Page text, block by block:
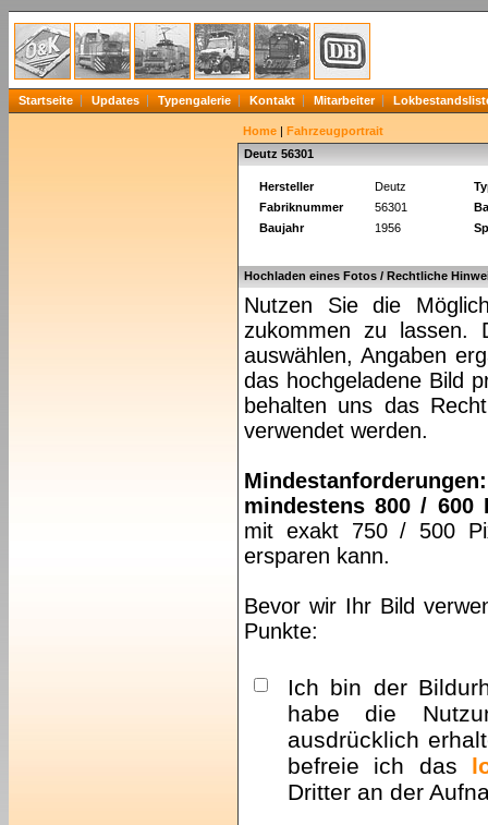
Startseite Updates Typengalerie Kontakt Mitarbeiter
Home | Fahrzeugportrait
Deutz 56301
Hersteller Deutz
Fabriknummer
56301
Baujahr
1956
Hochladen eines Fotos / Rechtliche
Nutzen Sie die
zukommen zu lassen.
auswählen, Angaben
das hochgeladene Bild
behalten uns das
verwendet werden.
Mindestanforderungen:
mindestens 800 / 600
mit exakt 750 / 500
ersparen kann.
Bevor wir Ihr Bild
Punkte:
Ich bin der
habe die
ausdrücklich
befreie ich das
Dritter an der